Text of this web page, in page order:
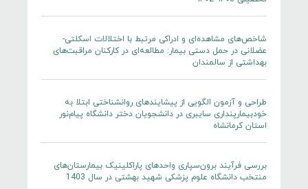
شاخص‌های مشاهده‌ای و ادراکی مرتبط با اختلالات اسکلتی-
عضلانی در حمل دستی بیمار: مطالعه‌ای در کارکنان مراقبت‌های
بهداشتی از سالمندان
طراحی و آزمون الگویی از پیشایندهای روانشناختی ابتلا به
خود‌بیمار‌پنداری سایبری در دانشجویان دختر دانشگاه پیام‌نور
استان کرمانشاه
بررسی فرآیند برون‌سپاری واحدهای پاراکلینیک بیمارستان‌های
منتخب دانشگاه علوم پزشکی شهید بهشتی در سال 1403